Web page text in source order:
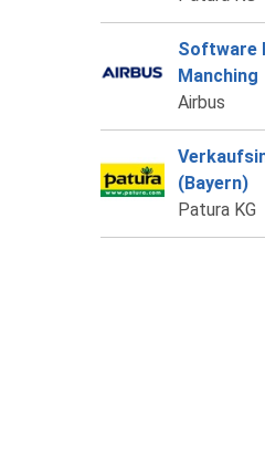
Software
Manching
Airbus
(Bayern)
Patura KG